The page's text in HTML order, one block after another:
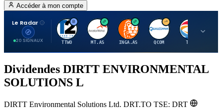
Accéder à mon compte
Le Radar
20 SIGNAUX
T
TTWO
A
MT.AS
I
INGA.AS
Q
QCOM
T
TTE
Dividendes DIRTT ENVIRONMENTAL
SOLUTIONS L
DIRTT Environmental Solutions Ltd. DRT.TO TSE: DRT